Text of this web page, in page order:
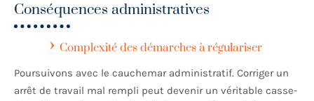
Conséquences administratives
Complexité des démarches à régulariser
Poursuivons avec le cauchemar administratif. Corriger un
arrêt de travail mal rempli peut devenir un véritable casse-